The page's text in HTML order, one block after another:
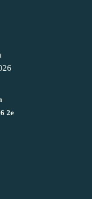
2e